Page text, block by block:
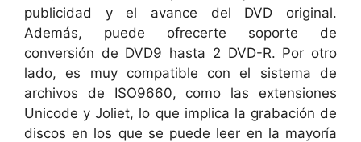
publicidad y el avance del DVD original.
Además, puede ofrecerte soporte de
conversión de DVD9 hasta 2 DVD-R. Por otro
lado, es muy compatible con el sistema de
archivos de ISO9660, como las extensiones
Unicode y Joliet, lo que implica la grabación de
discos en los que se puede leer en la mayoría